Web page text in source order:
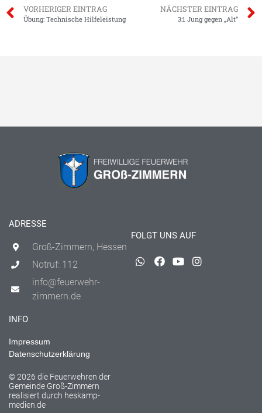
VORHERIGER EINTRAG
Übung: Technische Hilfeleistung
NÄCHSTER EINTRAG
3:1 Jung gegen „Alt“
ADRESSE
Groß-Zimmern, Hessen
Notruf: 112
info@feuerwehr-
zimmern.de
FOLGT UNS AUF
INFO
Impressum
Datenschutzerklärung
© 2026 die Feuerwehren der
Gemeinde Groß-Zimmern
realisiert durch heskamp-
medien.de